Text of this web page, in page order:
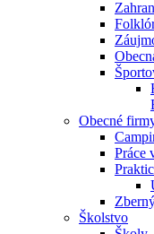
Obecné
Práce
Školstvo